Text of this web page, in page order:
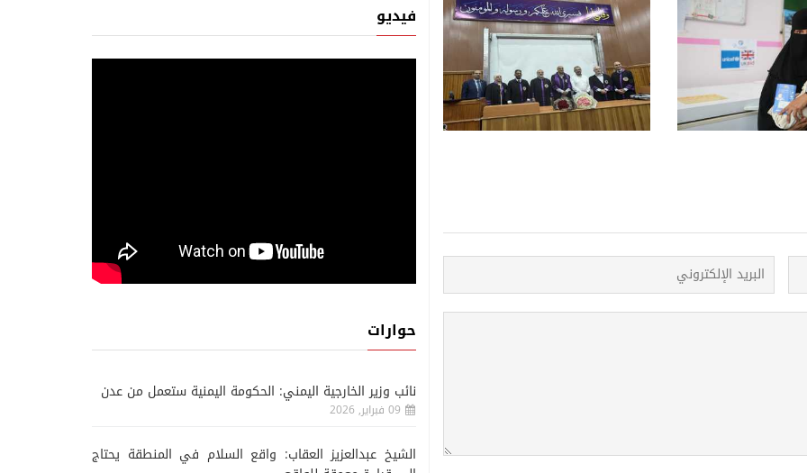
أخبار المجتمع أخبار المجتمع
08 اغسطس, 2026
لتعزيز الأمن الغذائي
951 إصابة جديدة بالسرطان في
تعز خلال العام الجاري
فيديو
حوارات
نائب وزير الخارجية اليمني: الحكومة اليمنية ستعمل من عدن
09 فبراير, 2026
الشيخ عبدالعزيز العقاب: واقع السلام في المنطقة يحتاج